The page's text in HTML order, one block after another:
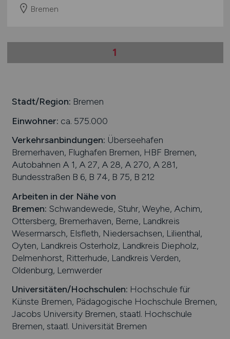
Bremen
1
Stadt/Region: Bremen
Einwohner: ca. 575.000
Verkehrsanbindungen: Überseehafen
Bremerhaven, Flughafen Bremen, HBF Bremen,
Autobahnen A 1, A 27, A 28, A 270, A 281,
Bundesstraßen B 6, B 74, B 75, B 212
Arbeiten in der Nähe von
Bremen: Schwandewede, Stuhr, Weyhe, Achim,
Ottersberg, Bremerhaven, Berne, Landkreis
Wesermarsch, Elsfleth, Niedersachsen, Lilienthal,
Oyten, Landkreis Osterholz, Landkreis Diepholz,
Delmenhorst, Ritterhude, Landkreis Verden,
Oldenburg, Lemwerder
Universitäten/Hochschulen: Hochschule für
Künste Bremen, Pädagogische Hochschule Bremen,
Jacobs University Bremen, staatl. Hochschule
Bremen, staatl. Universität Bremen